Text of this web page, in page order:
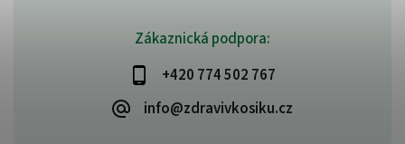
Zákaznická podpora:
+420 774 502 767
info@zdravivkosiku.cz